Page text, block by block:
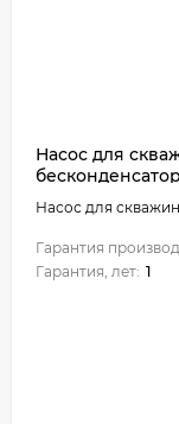
Насос для
Насос для
Гарантия
Гарантия, лет: 1